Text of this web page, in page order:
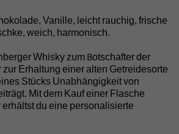
Vanille, leicht rauchig, frische
weich, harmonisch.
Whisky zum Botschafter der
Erhaltung einer alten Getreidesorte
Stücks Unabhängigkeit von
Mit dem Kauf einer Flasche
du eine personalisierte